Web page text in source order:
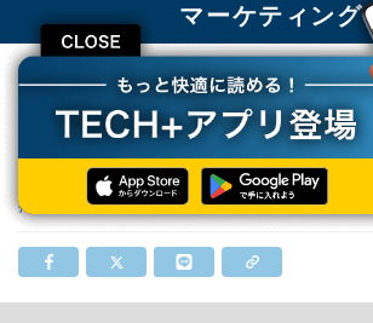
CLOSE
マーケティング
TECH+ 企業IT マーケティング ヤフー、アス
ヤフー、アスクルを連結子会社
掲載日 2015/08/28 12:07